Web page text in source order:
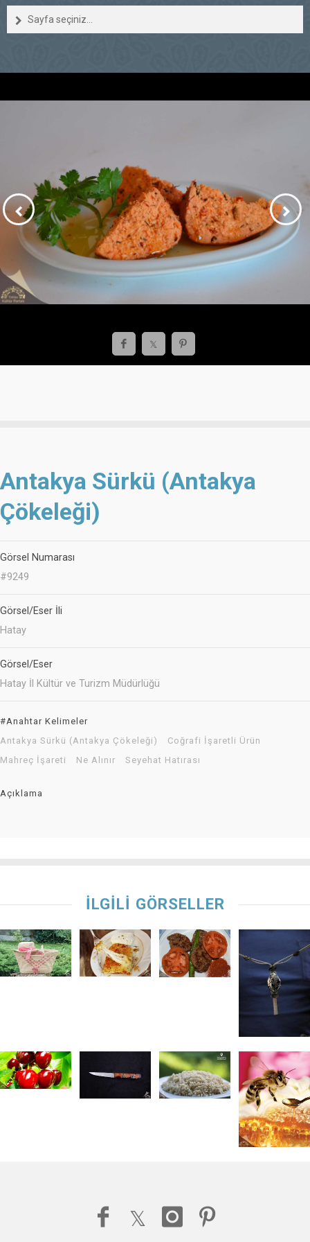
Sayfa seçiniz...
Antakya Sürkü (Antakya
Çökeleği)
Görsel Numarası
#9249
Görsel/Eser İli
Hatay
Görsel/Eser
Hatay İl Kültür ve Turizm Müdürlüğü
#Anahtar Kelimeler
Antakya Sürkü (Antakya Çökeleği)
Coğrafi İşaretli Ürün
Mahreç İşareti
Ne Alınır Seyehat Hatırası
Açıklama
İLGİLİ GÖRSELLER